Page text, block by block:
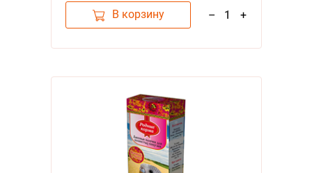
В корзину – 1 +